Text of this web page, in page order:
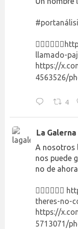
👉🏻👉🏻👉🏻
llamado-
https://
4563526/
4
La Galerna
A nosotros
nos puede
no de
👉🏻👉🏻👉🏻
theres-no-
https://
5713071/